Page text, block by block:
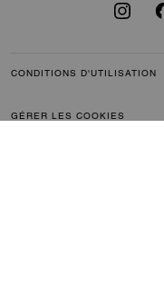
CONDITIONS D'UTILISATION
GÉRER LES COOKIES